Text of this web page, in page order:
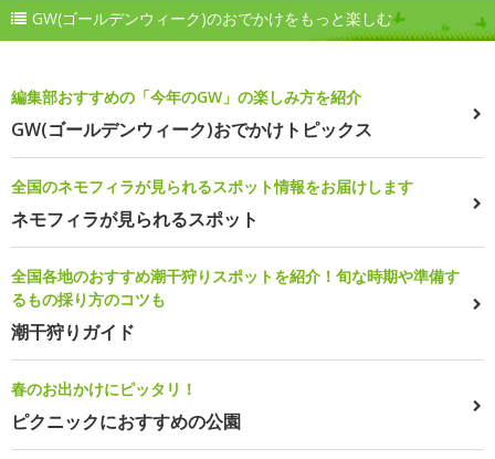
GW(ゴールデンウィーク)のおでかけをもっと楽しむ
編集部おすすめの「今年のGW」の楽しみ方を紹介
GW(ゴールデンウィーク)おでかけトピックス
全国のネモフィラが見られるスポット情報をお届けします
ネモフィラが見られるスポット
全国各地のおすすめ潮干狩りスポットを紹介！旬な時期や準備す
るもの採り方のコツも
潮干狩りガイド
春のお出かけにピッタリ！
ピクニックにおすすめの公園